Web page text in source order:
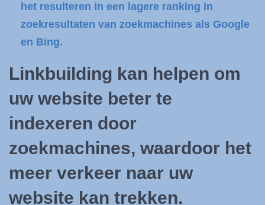
het resulteren in een lagere ranking in
zoekresultaten van zoekmachines als Google
en Bing.
Linkbuilding kan helpen om
uw website beter te
indexeren door
zoekmachines, waardoor het
meer verkeer naar uw
website kan trekken.